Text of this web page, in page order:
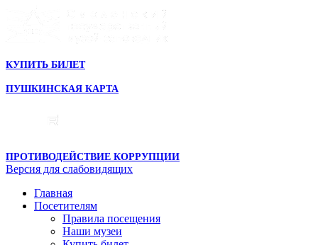
КУПИТЬ БИЛЕТ
ПУШКИНСКАЯ КАРТА
ПРОТИВОДЕЙСТВИЕ КОРРУПЦИИ
Версия для слабовидящих
Главная
Посетителям
Правила посещения
Наши музеи